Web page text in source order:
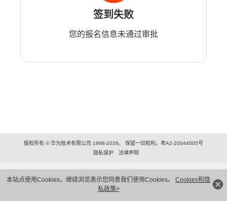
本站点使用Cookies，继续浏览表示您同意我们使用Cookies。 Cookies和隐
私政策>
签到失败
您的报名信息未通过审批
版权所有 © 华为技术有限公司 1998-2026。 保留一切权利。粤A2-20044005号
隐私保护
法律声明